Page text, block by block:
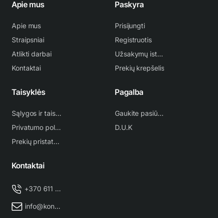
Apie mus
Apie mus
Straipsniai
Atlikti darbai
Kontaktai
Paskyra
Prisijungti
Registruotis
Užsakymų istorija
Prekių krepšelis
Taisyklės
Sąlygos ir taisyklės
Privatumo politika
Prekių pristatymas
Pagalba
Gaukite pasiūlymą
D.U.K
Kontaktai
+370 611 38 500
info@kondicionieriu-meistras.lt